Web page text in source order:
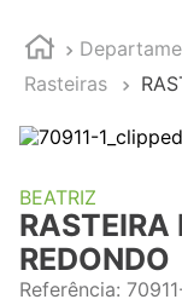
Rasteiras
BEATRIZ
RASTEIRA
REDONDO
Referência:
2
tenis
4º
adidas